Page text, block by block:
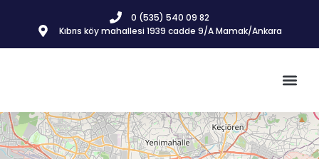
0 (535) 540 09 82
Kıbrıs köy mahallesi 1939 cadde 9/A Mamak/Ankara